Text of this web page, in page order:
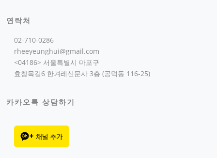
연락처
02-710-0286
rheeyeunghui@gmail.com
<04186> 서울특별시 마포구
효창목길6 한겨레신문사 3층 (공덕동 116-25)
카카오톡 상담하기